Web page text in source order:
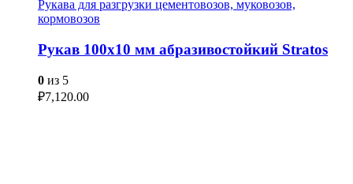
Рукава для разгрузки цементовозов, муковозов,
кормовозов
Рукав 100х10 мм абразивостойкий Stratos
0 из 5
₽7,120.00